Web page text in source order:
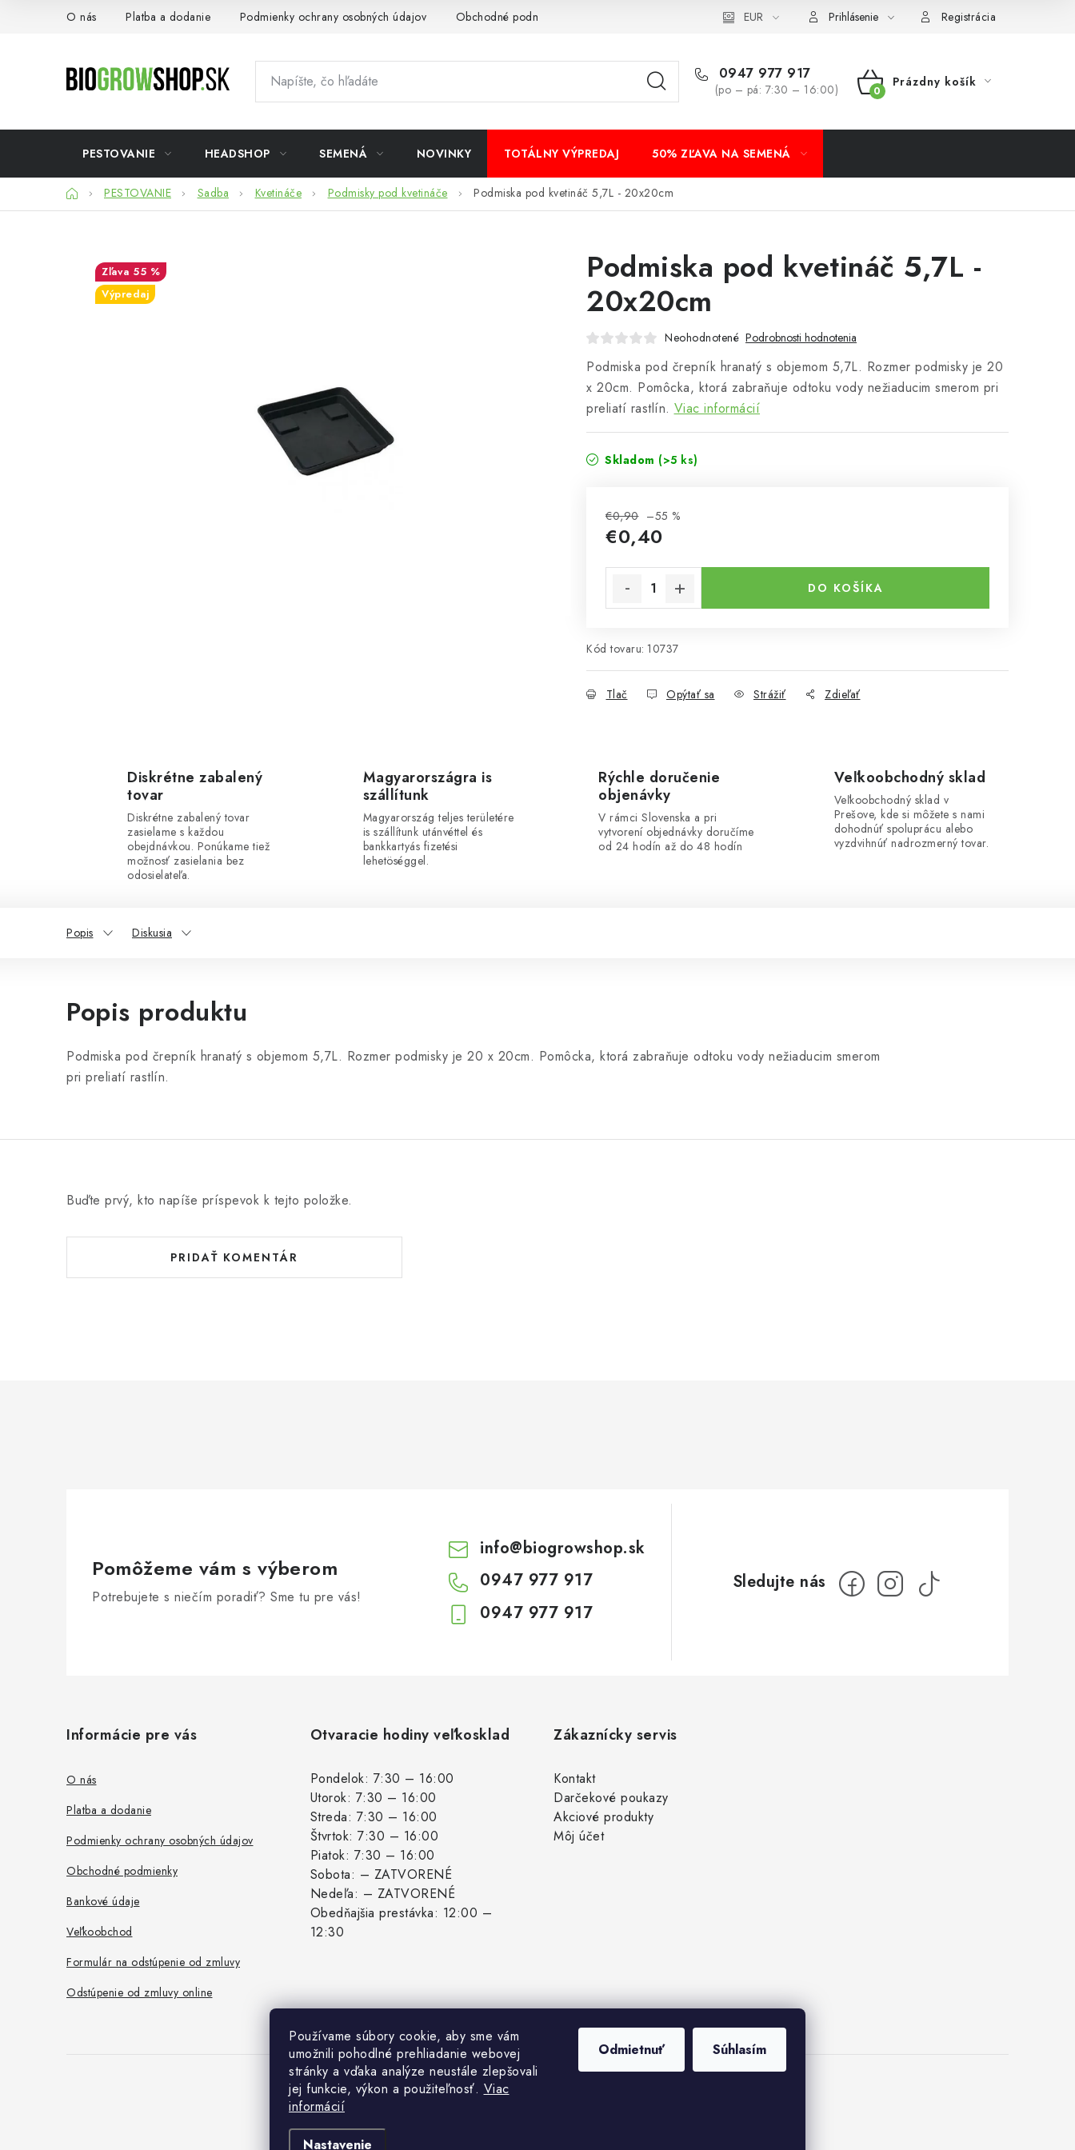
Používame súbory cookie, aby sme vám
umožnili pohodlné prehliadanie webovej
stránky a vďaka analýze neustále zlepšovali
jej funkcie, výkon a použiteľnosť. Viac
informácií
Nastavenie
Odmietnuť Súhlasím
O nás Platba a dodanie Podmienky ochrany osobných údajov Obchodné podmienky Veľkoobchod Formulár na odstúpenie od zmluvy
EUR Prihlásenie Registrácia
0947 977 917
(po – pá: 7:30 – 16:00)
NÁKUPNÝ
Prázdny košík
PESTOVANIE HEADSHOP SEMENÁ NOVINKY TOTÁLNY VÝPREDAJ 50% ZĽAVA NA SEMENÁ
DomovPESTOVANIE Sadba Kvetináče Podmisky pod kvetináče Podmiska pod kvetináč 5,7L - 20x20cm
Podmiska pod kvetináč 5,7L -
20x20cm
Neohodnotené Podrobnosti hodnotenia
Podmiska pod črepník hranatý s objemom 5,7L. Rozmer podmisky je 20
x 20cm. Pomôcka, ktorá zabraňuje odtoku vody nežiaducim smerom pri
preliatí rastlín. Viac informácií
Skladom (>5 ks)
€0,90 –55 %
€0,40
DO KOŠÍKA
Kód tovaru: 10737
Tlač Opýtať sa Strážiť Zdieľať
55 %
Výpredaj
Diskrétne zabalený
tovar
Diskrétne zabalený tovar
zasielame s každou
obejdnávkou. Ponúkame tiež
možnosť zasielania bez
odosielateľa.
Magyarországra is
szállítunk
Magyarország teljes területére
is szállítunk utánvéttel és
bankkartyás fizetési
lehetöséggel.
Rýchle doručenie
objenávky
V rámci Slovenska a pri
vytvorení objednávky doručíme
od 24 hodín až do 48 hodín
Veľkoobchodný sklad
Veľkoobchodný sklad v
Prešove, kde si môžete s nami
dohodnúť spoluprácu alebo
vyzdvihnúť nadrozmerný tovar.
Popis Diskusia
Popis produktu
Podmiska pod črepník hranatý s objemom 5,7L. Rozmer podmisky je 20 x 20cm. Pomôcka, ktorá zabraňuje odtoku vody nežiaducim smerom
pri preliatí rastlín.
Buďte prvý, kto napíše príspevok k tejto položke.
PRIDAŤ KOMENTÁR
Pomôžeme vám s výberom
Potrebujete s niečím poradiť? Sme tu pre vás!
info@biogrowshop.sk
0947 977 917
0947 977 917
Informácie pre vás
O nás
Platba a dodanie
Podmienky ochrany osobných údajov
Obchodné podmienky
Bankové údaje
Veľkoobchod
Formulár na odstúpenie od zmluvy
Odstúpenie od zmluvy online
Otvaracie hodiny veľkosklad
Pondelok: 7:30 – 16:00
Utorok: 7:30 – 16:00
Streda: 7:30 – 16:00
Štvrtok: 7:30 – 16:00
Piatok: 7:30 – 16:00
Sobota: – ZATVORENÉ
Nedeľa: – ZATVORENÉ
Obedňajšia prestávka: 12:00 –
12:30
Zákaznícky servis
Kontakt
Darčekové poukazy
Akciové produkty
Môj účet
Copyright 2026Biogrowshop.sk. Všetky práva vyhradené.